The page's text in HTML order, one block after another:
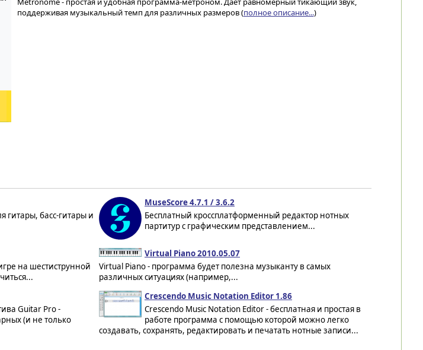
поддерживая музыкальный темп для различных размеров (полное описание...)
гитары, басс-гитары и
MuseScore 4.7.1 / 3.6.2
Бесплатный кроссплатформенный редактор нотных
партитур с графическим представлением...
на шестиструнной
Virtual Piano 2010.05.07
Virtual Piano - программа будет полезна музыканту в самых
различных ситуациях (например,...
Guitar Pro -
(и не только
Crescendo Music Notation Editor 1.86
Crescendo Music Notation Editor - бесплатная и простая в
работе программа с помощью которой можно легко
создавать, сохранять, редактировать и печатать нотные записи...